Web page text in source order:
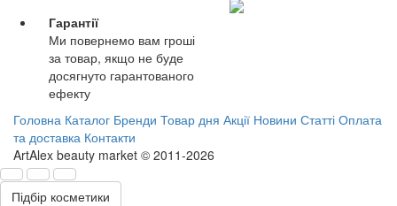
Гарантії
Ми повернемо вам гроші
за товар, якщо не буде
досягнуто гарантованого
ефекту
Головна Каталог Бренди Товар дня Акції Новини Статті Оплата
та доставка Контакти
ArtAlex beauty market © 2011-2026
Підбір косметики